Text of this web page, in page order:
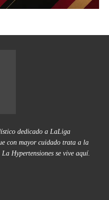
dedicado a LaLiga
con mayor cuidado trata a la
Hypertensiones se vive aquí.